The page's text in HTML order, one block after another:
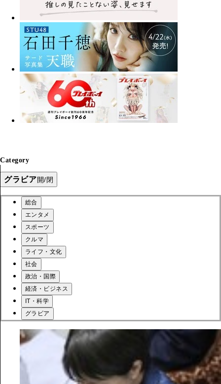
Category
グラビア開/閉
総合
エンタメ
スポーツ
クルマ
ライフ・文化
社会
政治・国際
経済・ビジネス
IT・科学
グラビア